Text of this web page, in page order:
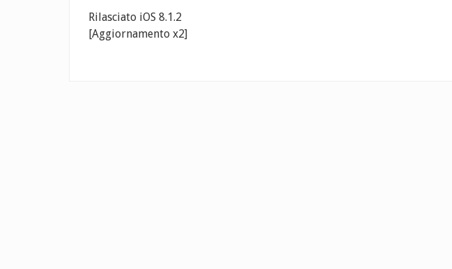
Rilasciato iOS 8.1.2
[Aggiornamento x2]